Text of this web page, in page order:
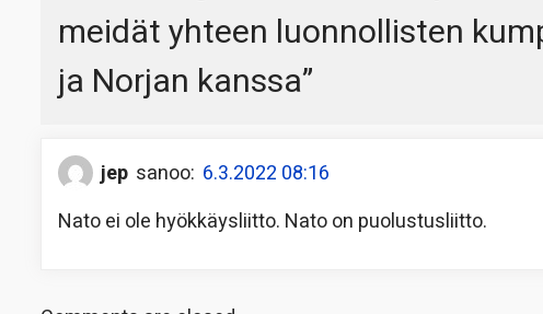
meidät yhteen luonnollisten
ja Norjan kanssa”
jep sanoo: 6.3.2022 08:16
Nato ei ole hyökkäysliitto. Nato on puolustusliitto.